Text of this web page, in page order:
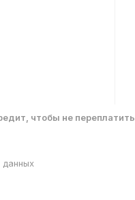
чтобы не переплатить
данных